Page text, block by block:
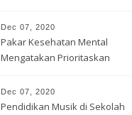
Rasisme
Dec 07, 2020
Pakar Kesehatan Mental
Mengatakan Prioritaskan
Dec 07, 2020
Pendidikan Musik di Sekolah